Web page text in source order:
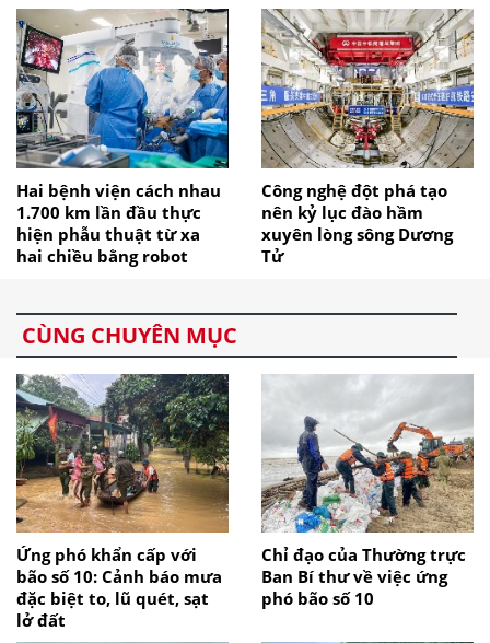
Hai bệnh viện cách nhau
1.700 km lần đầu thực
hiện phẫu thuật từ xa
hai chiều bằng robot
Công nghệ đột phá tạo
nên kỷ lục đào hầm
xuyên lòng sông Dương
Tử
CÙNG CHUYÊN MỤC
Ứng phó khẩn cấp với
bão số 10: Cảnh báo mưa
đặc biệt to, lũ quét, sạt
lở đất
Chỉ đạo của Thường trực
Ban Bí thư về việc ứng
phó bão số 10